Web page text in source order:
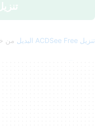
تنزيل ACDSee Free البديل من